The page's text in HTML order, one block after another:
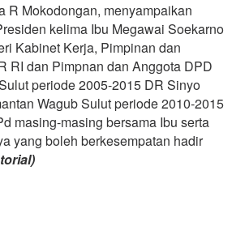
R Mokodongan, menyampaikan
kelima Ibu Megawai Soekarno
Kabinet Kerja, Pimpinan dan
RI dan Pimpnan dan Anggota DPD
periode 2005-2015 DR Sinyo
Wagub Sulut periode 2010-2015
masing-masing bersama Ibu serta
yang boleh berkesempatan hadir